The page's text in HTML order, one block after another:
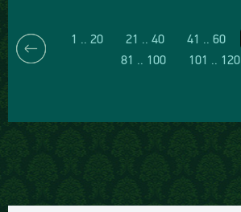
1 .. 20 21 .. 40 41 .. 60
81 .. 100
101 .. 120